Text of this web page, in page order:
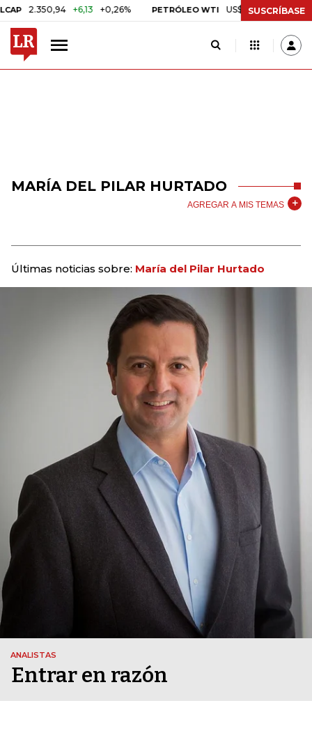
2.350,94 +6,13 +0,26% PETRÓLEO WTI US$ 78,18 US$ 0,17
SUSCRÍBASE
MARÍA DEL PILAR HURTADO
AGREGAR A MIS TEMAS
Últimas noticias sobre: María del Pilar Hurtado
ANALISTAS
Entrar en razón